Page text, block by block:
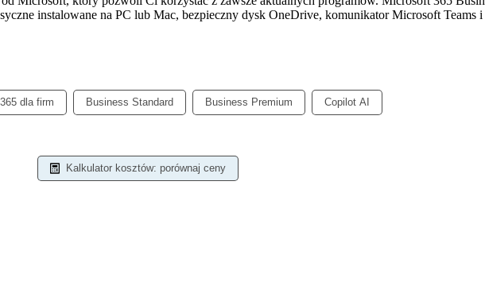
instalowane na PC lub Mac, bezpieczny dysk OneDrive, komunikator Microsoft Teams i
dla firm Business Standard Business Premium Copilot AI
Kalkulator kosztów: porównaj ceny